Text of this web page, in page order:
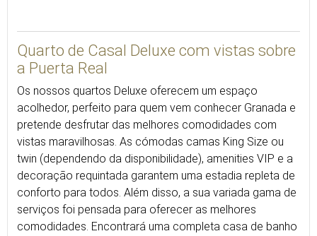
Quarto de Casal Deluxe com vistas sobre
a Puerta Real
Os nossos quartos Deluxe oferecem um espaço
acolhedor, perfeito para quem vem conhecer Granada e
pretende desfrutar das melhores comodidades com
vistas maravilhosas. As cómodas camas King Size ou
twin (dependendo da disponibilidade), amenities VIP e a
decoração requintada garantem uma estadia repleta de
conforto para todos. Além disso, a sua variada gama de
serviços foi pensada para oferecer as melhores
comodidades. Encontrará uma completa casa de banho